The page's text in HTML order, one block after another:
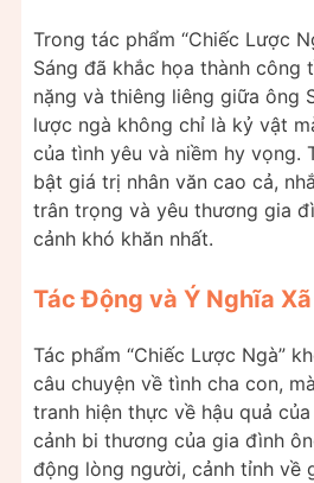
Trong tác phẩm “Chiếc Lược
Sáng đã khắc họa thành công
nặng và thiêng liêng giữa ông
lược ngà không chỉ là kỷ vật
của tình yêu và niềm hy vọng.
bật giá trị nhân văn cao cả,
trân trọng và yêu thương gia
cảnh khó khăn nhất.
Tác Động và Ý Nghĩa
Tác phẩm “Chiếc Lược Ngà”
câu chuyện về tình cha con,
tranh hiện thực về hậu quả
cảnh bi thương của gia đình
động lòng người, cảnh tỉnh về